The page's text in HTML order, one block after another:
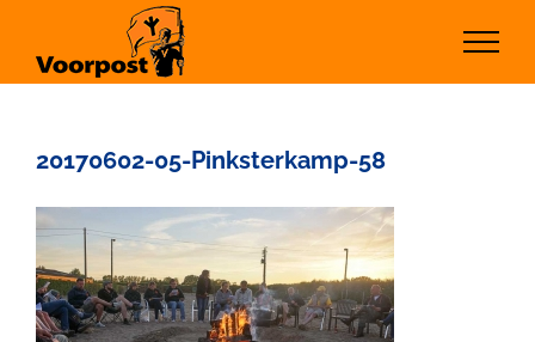
inhoud
20170602-05-Pinksterkamp-58